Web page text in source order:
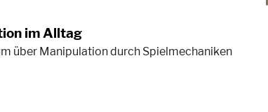
im Alltag
über Manipulation durch Spielmechaniken